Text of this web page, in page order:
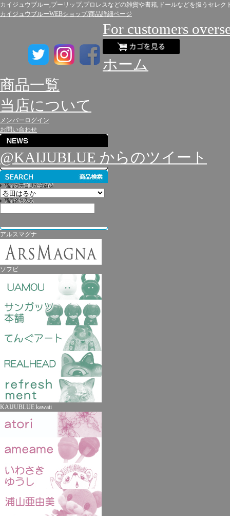
カイジュウブルー,プーリップ,プロレスなどの雑貨や書籍,ドールなどを扱うセレク
カイジュウブルーWEBショップ/商品詳細ページ
For customers
ホーム
商品一覧
当店について
メンバーログイン
お問い合わせ
@KAIJUBLUE からのツイート
アルスマグナ
ソフビ
KAIJUBLUE kawaii